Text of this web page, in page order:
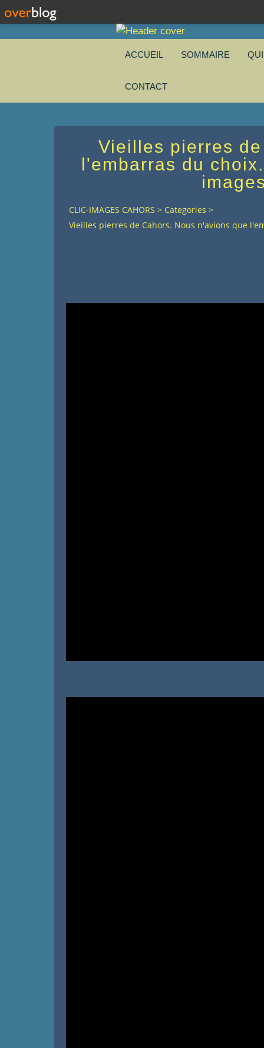
ACCUEIL SOMMAIRE
CONTACT
Vieilles pierres
l'embarras du
CLIC-IMAGES CAHORS > Categories >
Vieilles pierres de Cahors. Nous n'avions que